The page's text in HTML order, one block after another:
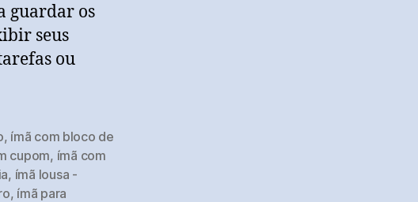
guardar os
seus
ou
, ímã com bloco de
cupom, ímã com
, ímã lousa -
, ímã para